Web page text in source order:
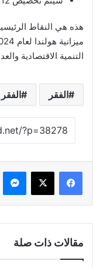
هذه هي النقاط
التنمية الاقتصادية
الفقر
فيسبوك ‫X
مقالات ذات صلة